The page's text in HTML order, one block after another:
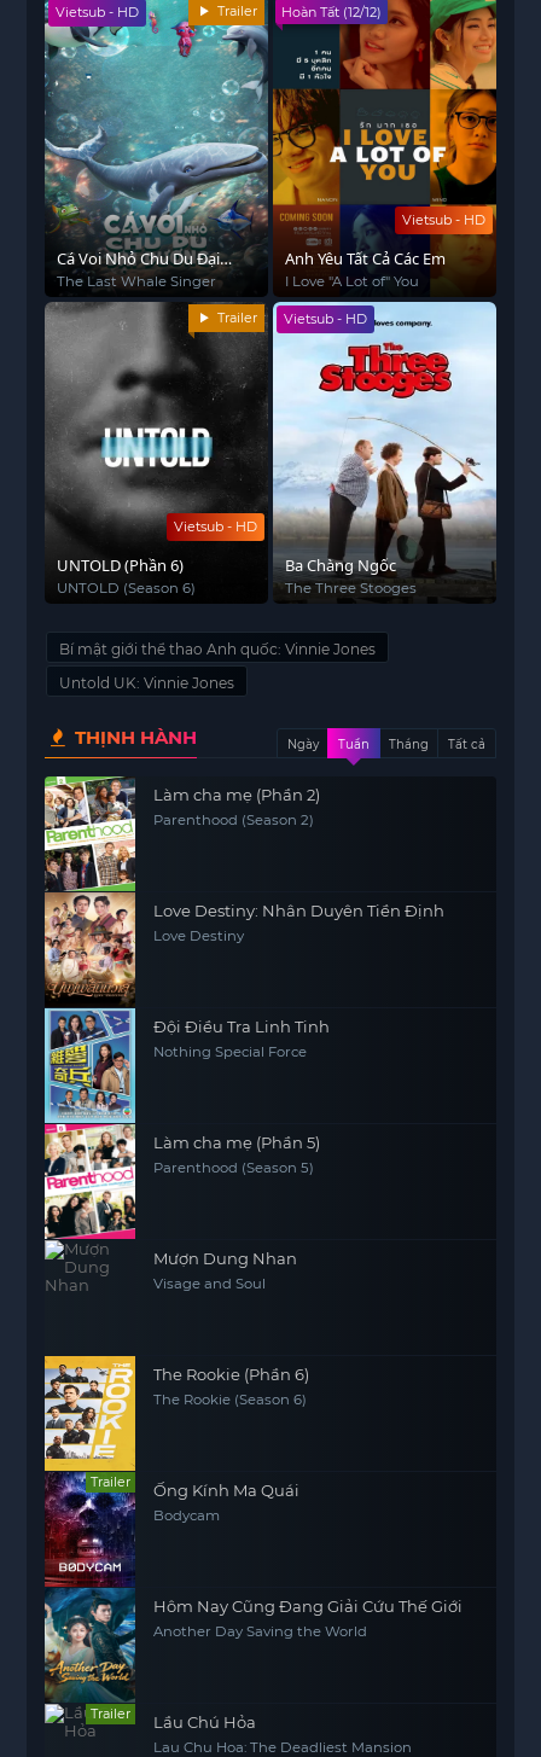
Vietsub - HD Trailer
Cá Voi Nhỏ Chu Du Đại
Dương
The Last Whale Singer
Vietsub - HD
Hoàn Tất (12/12)
Anh Yêu Tất Cả Các Em
I Love "A Lot of" You
Vietsub - HD
Trailer
UNTOLD (Phần 6)
UNTOLD (Season 6)
Vietsub - HD
Ba Chàng Ngốc
The Three Stooges
Bí mật giới thể thao Anh quốc: Vinnie Jones
Untold UK: Vinnie Jones
THỊNH HÀNH Ngày Tuần Tháng Tất cả
Làm cha mẹ (Phần 2)
Parenthood (Season 2)
Love Destiny: Nhân Duyên Tiền Định
Love Destiny
Đội Điều Tra Linh Tinh
Nothing Special Force
Làm cha mẹ (Phần 5)
Parenthood (Season 5)
Mượn Dung Nhan
Visage and Soul
The Rookie (Phần 6)
The Rookie (Season 6)
Trailer Ống Kính Ma Quái
Bodycam
Hôm Nay Cũng Đang Giải Cứu Thế Giới
Another Day Saving the World
Trailer Lầu Chú Hỏa
Lau Chu Hoa: The Deadliest Mansion